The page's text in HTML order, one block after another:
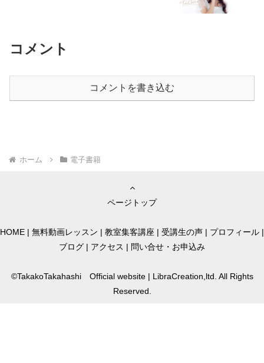
コメント
コメントを書き込む
ホーム 電子書籍
ページトップ
HOME | 無料動画レッスン | 教室集客講座 | 受講生の声 | プロフィール |
ブログ | アクセス | 問い合せ・お申込み
©TakakoTakahashi Official website | LibraCreation,ltd. All Rights
Reserved.